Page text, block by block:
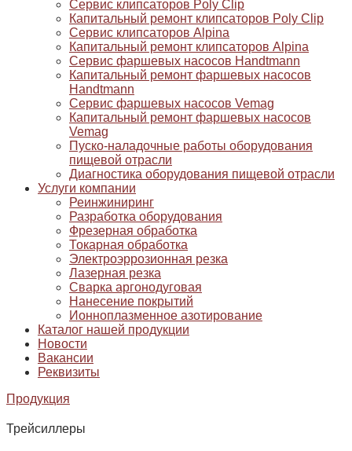
Сервис клипсаторов Poly Clip
Капитальный ремонт клипсаторов Poly Clip
Сервис клипсаторов Alpina
Капитальный ремонт клипсаторов Alpina
Сервис фаршевых насосов Handtmann
Капитальный ремонт фаршевых насосов
Handtmann
Сервис фаршевых насосов Vemag
Капитальный ремонт фаршевых насосов
Vemag
Пуско-наладочные работы оборудования
пищевой отрасли
Диагностика оборудования пищевой отрасли
Услуги компании
Реинжиниринг
Разработка оборудования
Фрезерная обработка
Токарная обработка
Электроэррозионная резка
Лазерная резка
Сварка аргонодуговая
Нанесение покрытий
Ионноплазменное азотирование
Каталог нашей продукции
Новости
Вакансии
Реквизиты
Продукция
Трейсиллеры